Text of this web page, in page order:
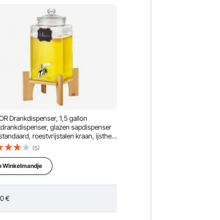
Drankdispenser, 1,5 gallon
glazen sapdispenser
roestvrijstalen kraan, ijsthee
sapwaterdispenser, voor
hotels, feesten
(5)
Winkelmandje
€